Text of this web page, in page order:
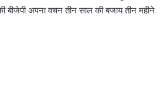
बीजेपी अपना वचन तीन साल की बजाय तीन महीने